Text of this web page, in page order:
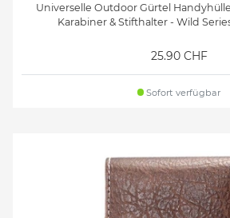
Universelle Outdoor Gürtel Handyhülle
Karabiner & Stifthalter - Wild
25.90 CHF
Sofort verfügbar